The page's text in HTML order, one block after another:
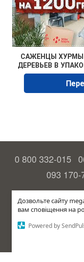
Дозвольте сайту
вам сповіщення на
Powered by
САЖЕНЦЫ
ДЕРЕВЬЕВ В
0 800 332-015
093 170-
Megasad